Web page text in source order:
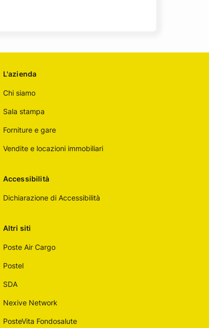
L'azienda
Chi siamo
Sala stampa
Forniture e gare
Vendite e locazioni immobiliari
Accessibilità
Dichiarazione di Accessibilità
Altri siti
Poste Air Cargo
Postel
SDA
Nexive Network
PosteVita Fondosalute